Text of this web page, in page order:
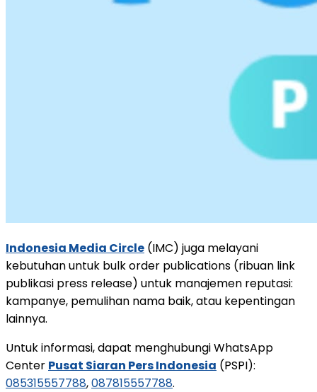
Indonesia Media Circle (IMC) juga melayani
kebutuhan untuk bulk order publications (ribuan link
publikasi press release) untuk manajemen reputasi:
kampanye, pemulihan nama baik, atau kepentingan
lainnya.
Untuk informasi, dapat menghubungi WhatsApp
Center Pusat Siaran Pers Indonesia (PSPI):
085315557788,087815557788.